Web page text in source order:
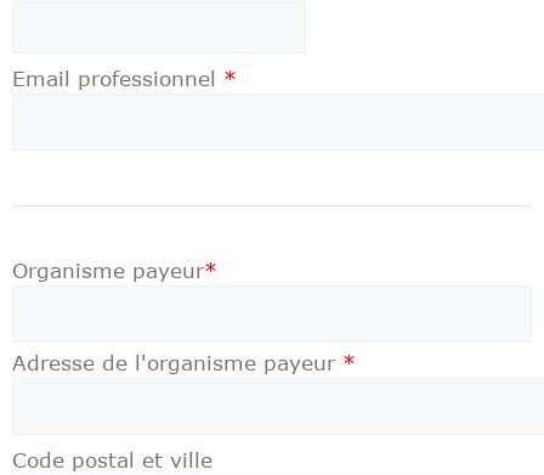
Email professionnel *
Organisme payeur*
Adresse de l'organisme payeur *
Code postal et ville